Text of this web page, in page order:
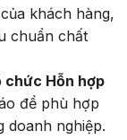
khách hàng,
chuẩn chất
chức Hỗn hợp
để phù hợp
nghiệp.